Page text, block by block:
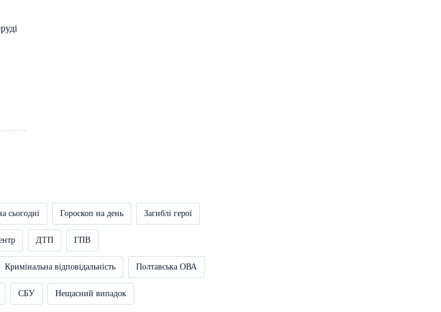
сьогодні Гороскоп на день Загиблі герої
ДТП ГПВ
Кримінальна відповідальність Полтавська ОВА
СБУ Нещасний випадок